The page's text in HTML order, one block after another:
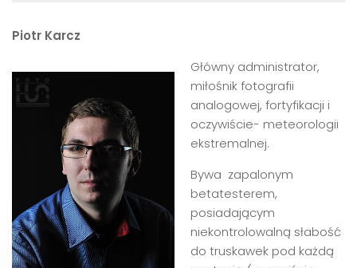
Piotr Karcz
Główny administrator,
miłośnik fotografii
analogowej, fortyfikacji i
oczywiście- meteorologii
ekstremalnej.
Bywa zapalonym
betatesterem,
posiadającym
niekontrolowalną słabość
do truskawek pod każdą